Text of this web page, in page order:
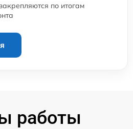
по итогам
работы